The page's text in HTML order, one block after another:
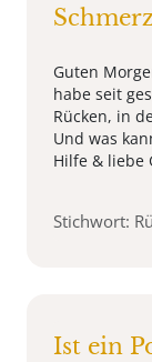
Guten
habe seit
Rücken, in
Und was
Hilfe & liebe
Stichwort:
Ist ein